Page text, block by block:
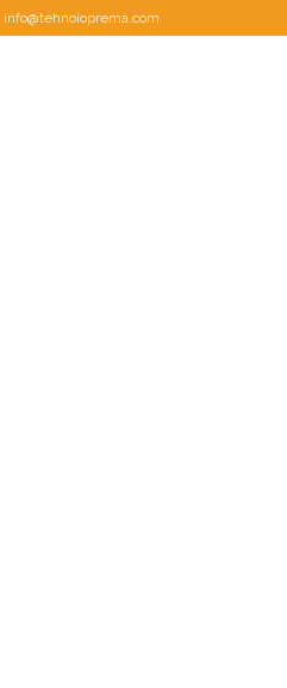
info@tehnoioprema.com